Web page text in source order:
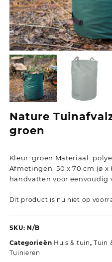
Nature
groen
Kleur: groen Materiaal:
Afmetingen: 50 x 70 cm (ø x
handvatten voor eenvoudig
Dit product is nu niet op
SKU: N/B
Categorieën Huis & tuin,Tuin
Tuinieren